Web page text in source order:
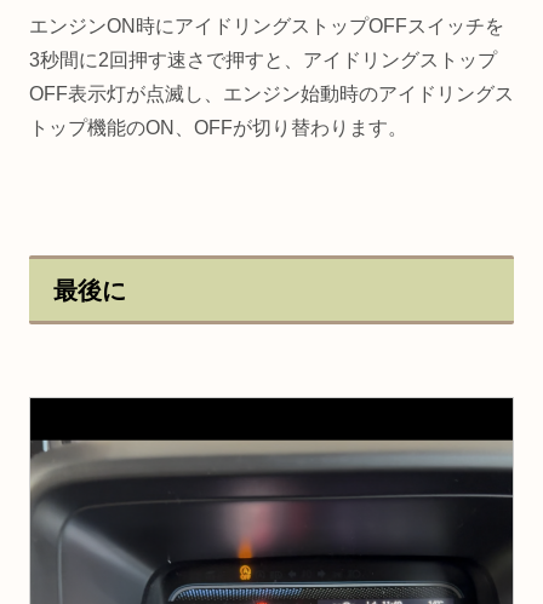
エンジンON時にアイドリングストップOFFスイッチを
3秒間に2回押す速さで押すと、アイドリングストップ
OFF表示灯が点滅し、エンジン始動時のアイドリングス
トップ機能のON、OFFが切り替わります。
最後に